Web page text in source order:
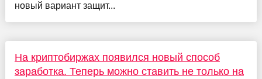
новый вариант защит...
На криптобиржах появился новый способ
заработка. Теперь можно ставить не только на